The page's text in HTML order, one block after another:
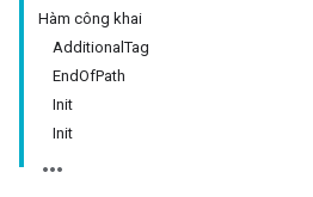
Hàm công khai
AdditionalTag
EndOfPath
Init
Init